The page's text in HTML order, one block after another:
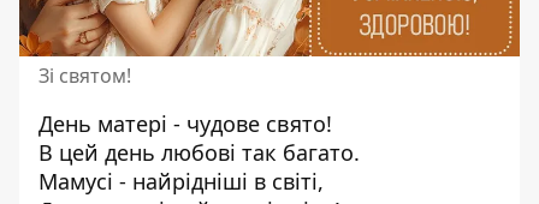
Зі святом!
День матері - чудове свято!
В цей день любові так багато.
Мамусі - найрідніші в світі,